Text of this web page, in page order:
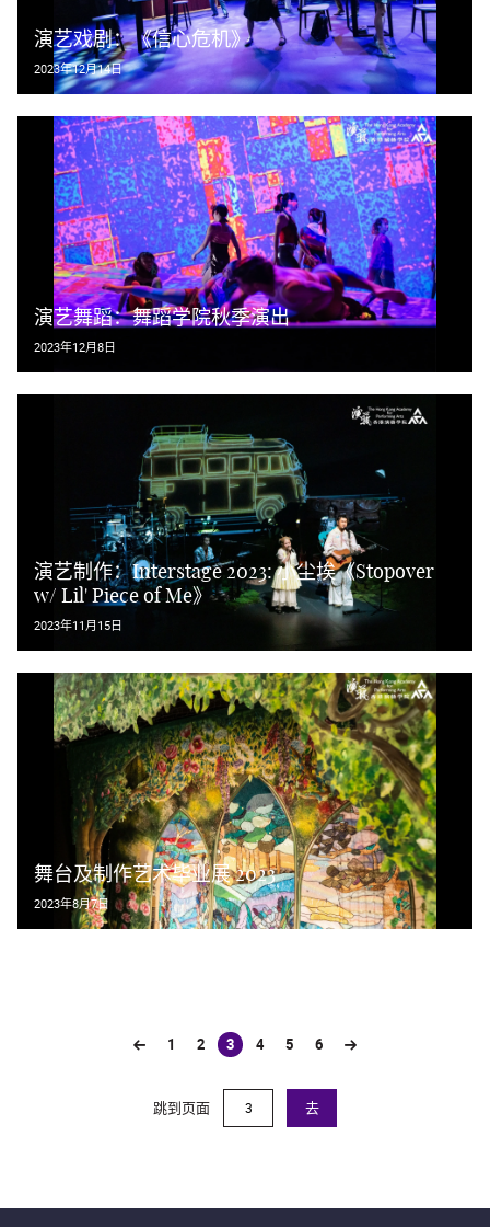
演艺戏剧：《信心危机》
2023年12月14日
演艺舞蹈：舞蹈学院秋季演出
2023年12月8日
演艺制作：Interstage 2023: 小尘埃《Stopover
w/ Lil' Piece of Me》
2023年11月15日
舞台及制作艺术毕业展 2023
2023年8月7日
1 2 3
(current)
4 5 6
跳到页面 去